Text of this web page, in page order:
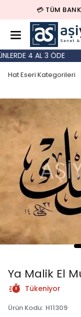
💳 TÜM
4 AL 3 ÖDE
Hat Eseri Kategorileri
Ya Malik El
Tükeniyor
Ürün Kodu: H11309